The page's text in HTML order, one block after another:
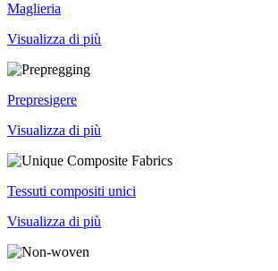
Maglieria
Visualizza di più
Prepresigere
Visualizza di più
Tessuti compositi unici
Visualizza di più